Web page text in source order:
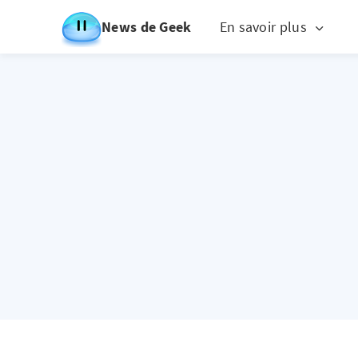
News de Geek En savoir plus